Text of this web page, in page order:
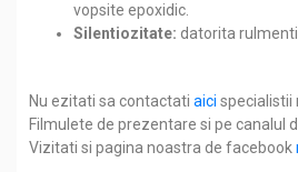
vopsite epoxidic.
Silentiozitate: datorita
Nu ezitati sa contactati aici specialistii
Filmulete de prezentare si pe canalul
Vizitati si pagina noastra de facebook